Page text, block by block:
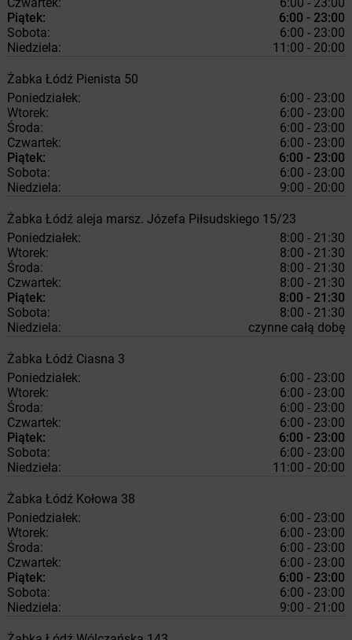
Piątek:
6:00 - 23:00
Sobota:
6:00 - 23:00
Niedziela:
11:00 - 20:00
Żabka Łódź Pienista 50
Poniedziałek:
6:00 - 23:00
Wtorek:
6:00 - 23:00
Środa:
6:00 - 23:00
Czwartek:
6:00 - 23:00
Piątek:
6:00 - 23:00
Sobota:
6:00 - 23:00
Niedziela:
9:00 - 20:00
Żabka Łódź aleja marsz. Józefa Piłsudskiego 15/23
Poniedziałek:
8:00 - 21:30
Wtorek:
8:00 - 21:30
Środa:
8:00 - 21:30
Czwartek:
8:00 - 21:30
Piątek:
8:00 - 21:30
Sobota:
8:00 - 21:30
Niedziela:
czynne całą dobę
Żabka Łódź Ciasna 3
Poniedziałek:
6:00 - 23:00
Wtorek:
6:00 - 23:00
Środa:
6:00 - 23:00
Czwartek:
6:00 - 23:00
Piątek:
6:00 - 23:00
Sobota:
6:00 - 23:00
Niedziela:
11:00 - 20:00
Żabka Łódź Kołowa 38
Poniedziałek:
6:00 - 23:00
Wtorek:
6:00 - 23:00
Środa:
6:00 - 23:00
Czwartek:
6:00 - 23:00
Piątek:
6:00 - 23:00
Sobota:
6:00 - 23:00
Niedziela:
9:00 - 21:00